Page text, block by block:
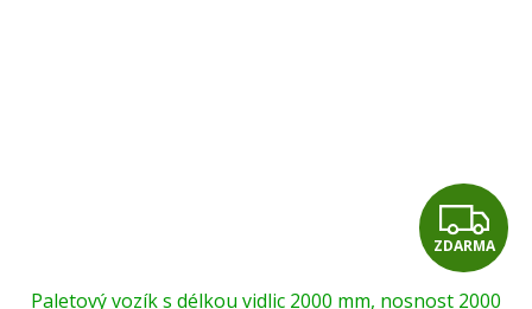
Z
D
ZDARMA
Paletový vozík s délkou vidlic 2000 mm, nosnost 2000